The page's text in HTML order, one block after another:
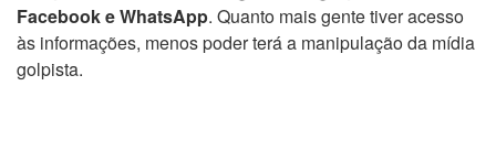
Facebook e WhatsApp. Quanto mais gente tiver acesso
às informações, menos poder terá a manipulação da mídia
golpista.